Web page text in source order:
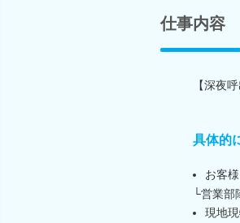
仕事内容
【深夜
具体的
お客
└営業部
現地